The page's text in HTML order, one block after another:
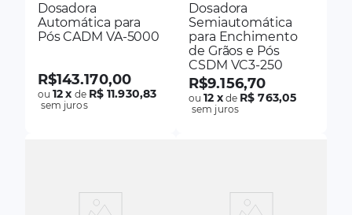
Dosadora
Automática para
Pós CADM VA-5000
R$143.170,00
ou12x de R$ 11.930,83
sem juros
Dosadora
Semiautomática
para Enchimento
de Grãos e Pós
CSDM VC3-250
R$9.156,70
ou12 xde R$ 763,05
sem juros